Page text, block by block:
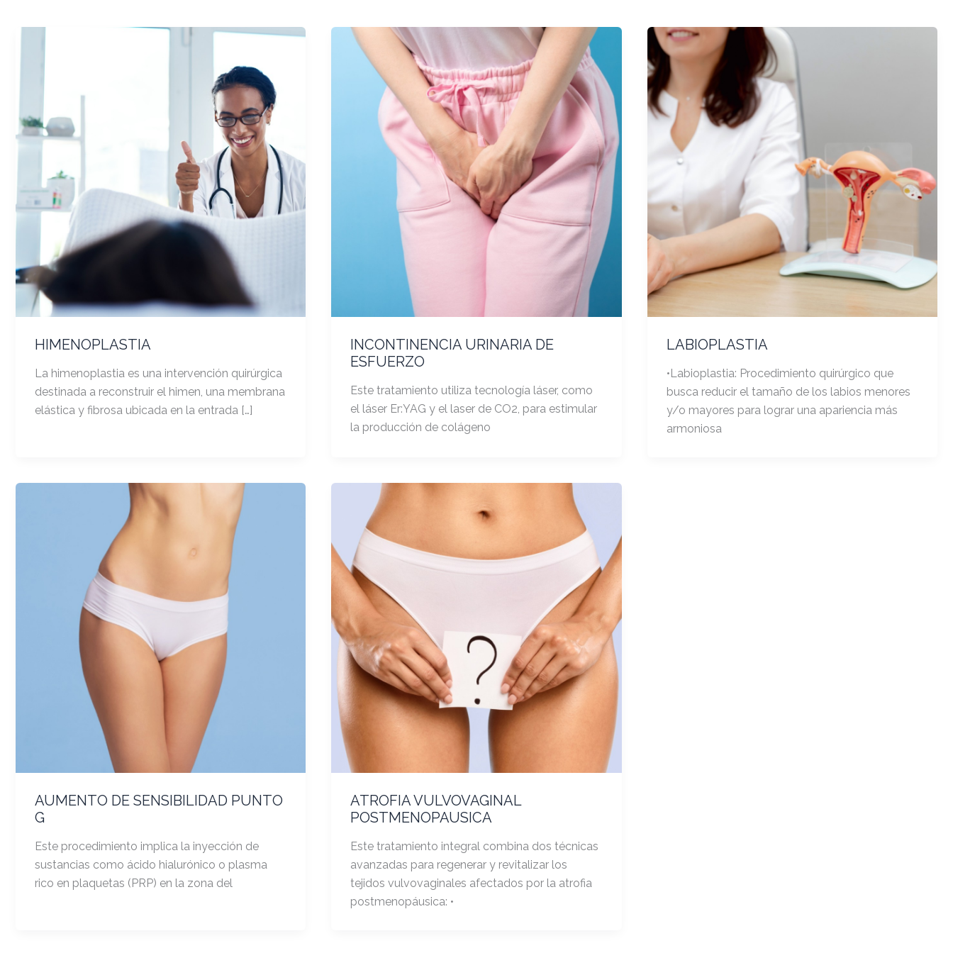
HIMENOPLASTIA
La himenoplastia es una intervención quirúrgica
destinada a reconstruir el himen, una membrana
elástica y fibrosa ubicada en la entrada […]
INCONTINENCIA URINARIA DE
ESFUERZO
Este tratamiento utiliza tecnología láser, como
el láser Er:YAG y el laser de CO2, para estimular
la producción de colágeno
LABIOPLASTIA
•Labioplastia: Procedimiento quirúrgico que
busca reducir el tamaño de los labios menores
y/o mayores para lograr una apariencia más
armoniosa
AUMENTO DE SENSIBILIDAD PUNTO
G
Este procedimiento implica la inyección de
sustancias como ácido hialurónico o plasma
rico en plaquetas (PRP) en la zona del
ATROFIA VULVOVAGINAL
POSTMENOPAUSICA
Este tratamiento integral combina dos técnicas
avanzadas para regenerar y revitalizar los
tejidos vulvovaginales afectados por la atrofia
postmenopáusica: •